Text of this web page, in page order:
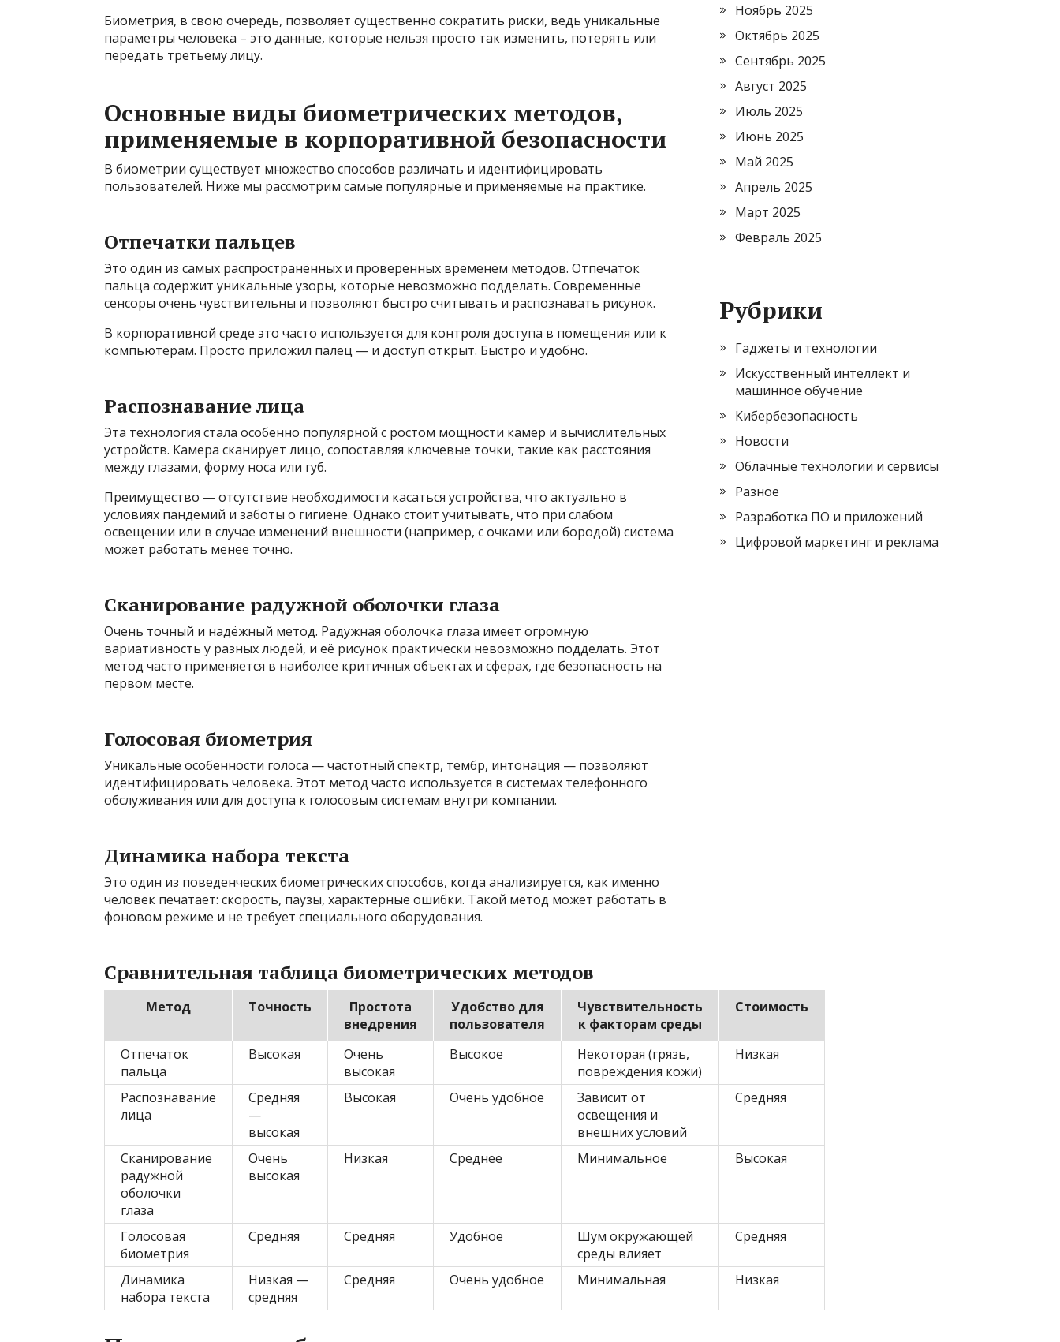
Биометрия, в свою очередь, позволяет существенно сократить риски, ведь уникальные
параметры человека – это данные, которые нельзя просто так изменить, потерять или
передать третьему лицу.
Основные виды биометрических методов,
применяемые в корпоративной безопасности
В биометрии существует множество способов различать и идентифицировать
пользователей. Ниже мы рассмотрим самые популярные и применяемые на практике.
Отпечатки пальцев
Это один из самых распространённых и проверенных временем методов. Отпечаток
пальца содержит уникальные узоры, которые невозможно подделать. Современные
сенсоры очень чувствительны и позволяют быстро считывать и распознавать рисунок.
В корпоративной среде это часто используется для контроля доступа в помещения или к
компьютерам. Просто приложил палец — и доступ открыт. Быстро и удобно.
Распознавание лица
Эта технология стала особенно популярной с ростом мощности камер и вычислительных
устройств. Камера сканирует лицо, сопоставляя ключевые точки, такие как расстояния
между глазами, форму носа или губ.
Преимущество — отсутствие необходимости касаться устройства, что актуально в
условиях пандемий и заботы о гигиене. Однако стоит учитывать, что при слабом
освещении или в случае изменений внешности (например, с очками или бородой) система
может работать менее точно.
Сканирование радужной оболочки глаза
Очень точный и надёжный метод. Радужная оболочка глаза имеет огромную
вариативность у разных людей, и её рисунок практически невозможно подделать. Этот
метод часто применяется в наиболее критичных объектах и сферах, где безопасность на
первом месте.
Голосовая биометрия
Уникальные особенности голоса — частотный спектр, тембр, интонация — позволяют
идентифицировать человека. Этот метод часто используется в системах телефонного
обслуживания или для доступа к голосовым системам внутри компании.
Динамика набора текста
Это один из поведенческих биометрических способов, когда анализируется, как именно
человек печатает: скорость, паузы, характерные ошибки. Такой метод может работать в
фоновом режиме и не требует специального оборудования.
Сравнительная таблица биометрических методов
Метод Точность
Простота
внедрения
Удобство для
пользователя
Чувствительность
к факторам среды
Стоимость
Отпечаток
пальца
Высокая
Очень
высокая
Высокое
Некоторая (грязь,
повреждения кожи)
Низкая
Распознавание
лица
Средняя
—
высокая
Высокая Очень удобное
Зависит от
освещения и
внешних условий
Средняя
Сканирование
радужной
оболочки
глаза
Очень
высокая
Низкая Среднее Минимальное Высокая
Голосовая
биометрия
Средняя Средняя Удобное
Шум окружающей
среды влияет
Средняя
Динамика
набора текста
Низкая —
средняя
Средняя Очень удобное Минимальная Низкая
Ноябрь 2025
Октябрь 2025
Сентябрь 2025
Август 2025
Июль 2025
Июнь 2025
Май 2025
Апрель 2025
Март 2025
Февраль 2025
Рубрики
Гаджеты и технологии
Искусственный интеллект и
машинное обучение
Кибербезопасность
Новости
Облачные технологии и сервисы
Разное
Разработка ПО и приложений
Цифровой маркетинг и реклама